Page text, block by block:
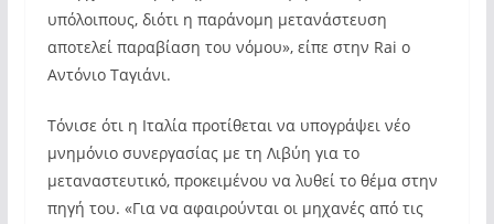
υπόλοιπους, διότι η παράνομη μετανάστευση
αποτελεί παραβίαση του νόμου», είπε στην Rai o
Αντόνιο Ταγιάνι.
Τόνισε ότι η Ιταλία προτίθεται να υπογράψει νέο
μνημόνιο συνεργασίας με τη Λιβύη για το
μεταναστευτικό, προκειμένου να λυθεί το θέμα στην
πηγή του. «Για να αφαιρούνται οι μηχανές από τις